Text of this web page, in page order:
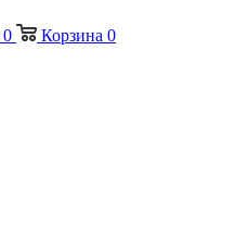
0 Корзина 0